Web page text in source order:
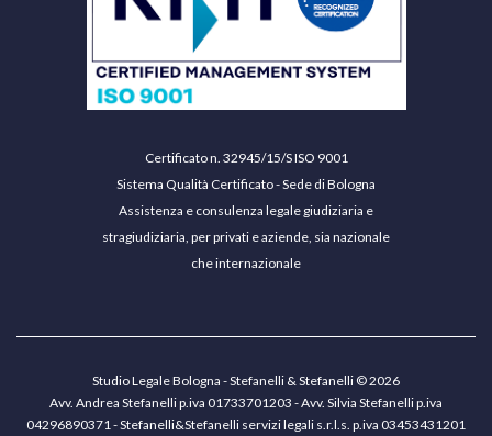
Certificato n. 32945/15/S ISO 9001
Sistema Qualità Certificato - Sede di Bologna
Assistenza e consulenza legale giudiziaria e
stragiudiziaria, per privati e aziende, sia nazionale
che internazionale
Studio Legale Bologna - Stefanelli & Stefanelli © 2026
Avv. Andrea Stefanelli p.iva 01733701203 - Avv. Silvia Stefanelli p.iva
04296890371 - Stefanelli&Stefanelli servizi legali s.r.l.s. p.iva 03453431201